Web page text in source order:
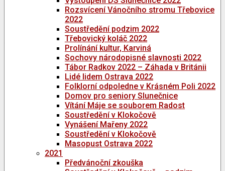
Rozsvícení Vánočního stromu Třebovice
2022
Soustředění podzim 2022
Třebovický koláč 2022
Prolínání kultur, Karviná
Sochovy národopisné slavnosti 2022
Tábor Radkov 2022 – Záhada v Británii
Lidé lidem Ostrava 2022
Folklorní odpoledne v Krásném Poli 2022
Domov pro seniory Slunečnice
Vítání Máje se souborem Radost
Soustředění v Klokočově
Vynášení Mařeny 2022
Soustředění v Klokočově
Masopust Ostrava 2022
2021
Předvánoční zkouška